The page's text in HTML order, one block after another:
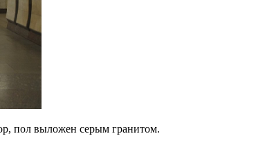
пол выложен серым гранитом.